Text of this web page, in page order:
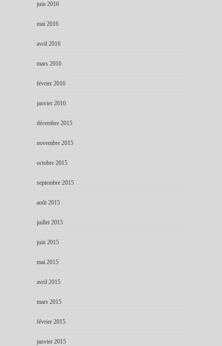
juin 2016
mai 2016
avril 2016
mars 2016
février 2016
janvier 2016
décembre 2015
novembre 2015
octobre 2015
septembre 2015
août 2015
juillet 2015
juin 2015
mai 2015
avril 2015
mars 2015
février 2015
janvier 2015